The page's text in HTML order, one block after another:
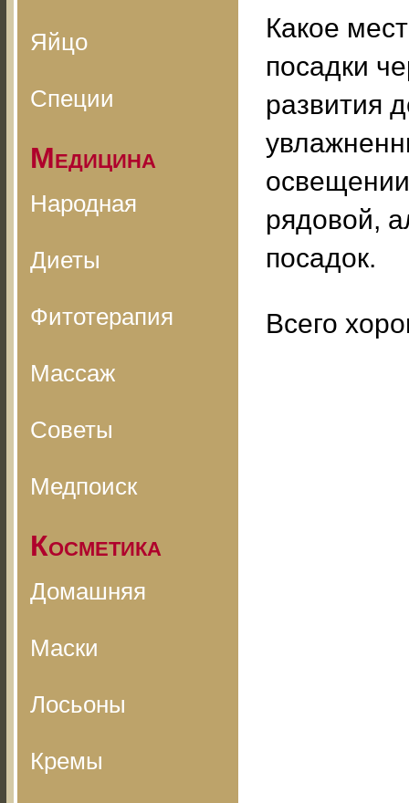
Яйцо
Специи
Медицина
Народная
Диеты
Фитотерапия
Массаж
Советы
Медпоиск
Косметика
Домашняя
Маски
Лосьоны
Кремы
Какое
посадки
развития
рядовой,
посадок.
Всего